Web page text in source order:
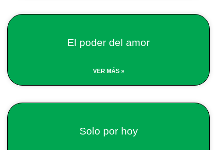
El poder del amor
VER MÁS »
Solo por hoy